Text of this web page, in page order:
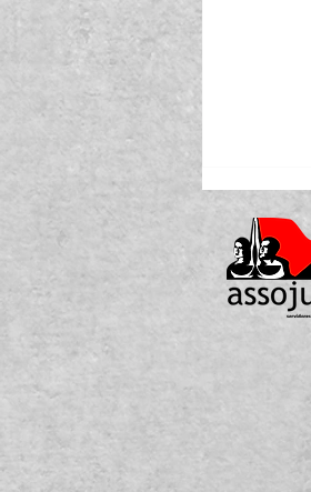
Portaria
sobre a
para
inativos/as